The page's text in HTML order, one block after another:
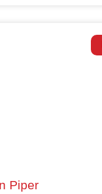
Piper